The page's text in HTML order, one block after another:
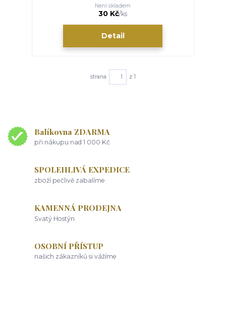
30 Kč/ks
Není skladem
Detail
strana z 1
Balíkovna ZDARMA
při nákupu nad 1 000 Kč
SPOLEHLIVÁ EXPEDICE
zboží pečlivě zabalíme
KAMENNÁ PRODEJNA
Svatý Hostýn
OSOBNÍ PŘÍSTUP
našich zákazníků si vážíme